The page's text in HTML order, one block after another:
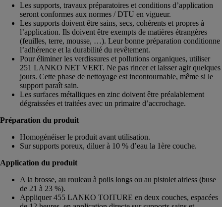
Les supports, travaux préparatoires et conditions d’application
seront conformes aux normes / DTU en vigueur.
Les supports doivent être sains, secs, cohérents et propres à
l’application. Ils doivent être exempts de matières étrangères
(feuilles, terre, mousse, …). Leur bonne préparation conditionne
l’adhérence et la durabilité du revêtement.
Pour éliminer les verdissures et pollutions organiques, utiliser
251 LANKO NET VERT. Ne pas rincer et laisser agir quelques
jours. Cette phase de nettoyage est incontournable, même si le
support paraît sain.
Les surfaces métalliques en zinc doivent être préalablement
dégraissées et traitées avec un primaire d’accrochage.
Préparation du produit
Homogénéiser le produit avant utilisation.
Sur supports poreux, diluer à 10 % d’eau la 1ère couche.
Application du produit
A la brosse, au rouleau à poils longs ou au pistolet airless (buse
de 21 à 23 %).
Appliquer 455 LANKO TOITURE en deux couches, espacées